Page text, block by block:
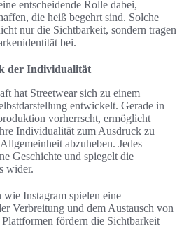
entscheidende Rolle dabei,
die heiß begehrt sind. Solche
nur die Sichtbarkeit, sondern tragen
bei.
der Individualität
hat Streetwear sich zu einem
entwickelt. Gerade in
vorherrscht, ermöglicht
Individualität zum Ausdruck zu
abzuheben. Jedes
Geschichte und spiegelt die
wider.
Instagram spielen eine
Verbreitung und dem Austausch von
fördern die Sichtbarkeit